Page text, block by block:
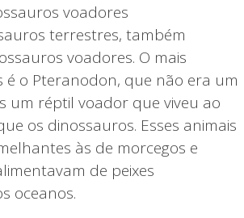
voadores
terrestres, também
voadores. O mais
é o Pteranodon, que não era um
um réptil voador que viveu ao
os dinossauros. Esses animais
às de morcegos e
de peixes
oceanos.